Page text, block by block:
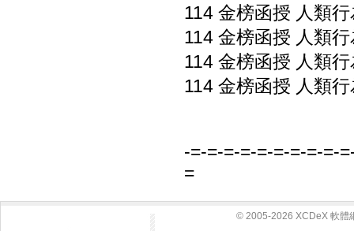
114 金榜函授 人類
114 金榜函授 人類
114 金榜函授 人類
114 金榜函授 人類
-=-=-=-=-=-=-=-=-=-
=
© 2005-2026 XCDeX 軟體